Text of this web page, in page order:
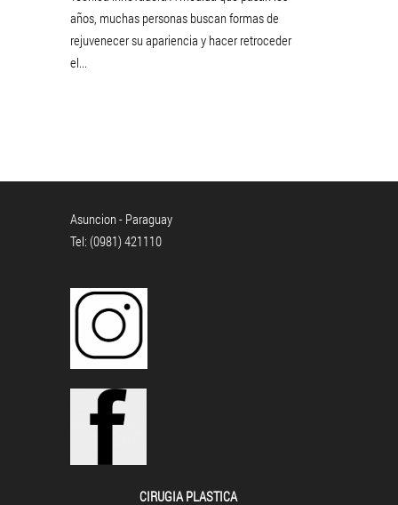
años, muchas personas buscan formas de
rejuvenecer su apariencia y hacer retroceder
el...
Asuncion - Paraguay
Tel: (0981) 421110
CIRUGIA PLASTICA